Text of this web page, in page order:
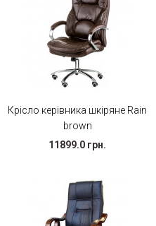
Крісло керівника шкіряне Rain
brown
11899.0 грн.